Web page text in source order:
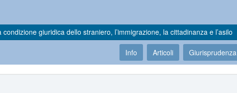
giuridica dello straniero, l’immigrazione, la cittadinanza e l’asilo
Info Articoli Giurisprudenza